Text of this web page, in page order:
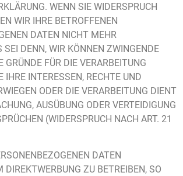
WENN SIE WIDERSPRUCH
WIR IHRE BETROFFENEN
DATEN NICHT MEHR
SEI DENN, WIR KÖNNEN ZWINGENDE
GRÜNDE FÜR DIE VERARBEITUNG
IHRE INTERESSEN, RECHTE UND
ODER DIE VERARBEITUNG DIENT
AUSÜBUNG ODER VERTEIDIGUNG
(WIDERSPRUCH NACH ART. 21
DATEN
DIREKTWERBUNG ZU BETREIBEN, SO